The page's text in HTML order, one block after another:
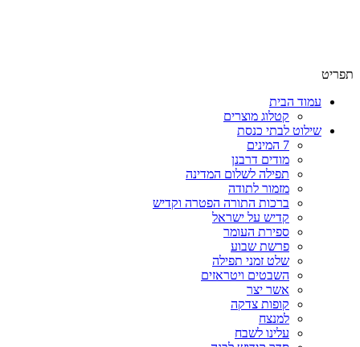
תפריט
עמוד הבית
קטלוג מוצרים
שילוט לבתי כנסת
7 המינים
מודים דרבנן
תפילה לשלום המדינה
מזמור לתודה
ברכות התורה הפטרה וקדיש
קדיש על ישראל
ספירת העומר
פרשת שבוע
שלט זמני תפילה
השבטים ויטראזים
אשר יצר
קופות צדקה
למנצח
עלינו לשבח